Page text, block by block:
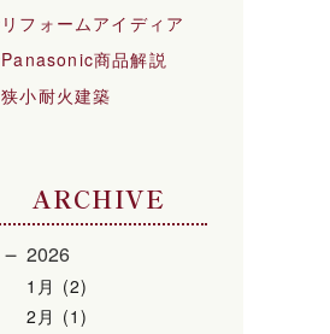
リフォームアイディア
Panasonic商品解説
狭小耐火建築
ARCHIVE
2026
1月 (2)
2月 (1)